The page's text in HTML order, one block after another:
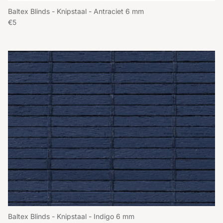
Baltex Blinds - Knipstaal - Antraciet 6 mm
Reguliere prijs
€5
Baltex Blinds - Knipstaal - Indigo 6 mm